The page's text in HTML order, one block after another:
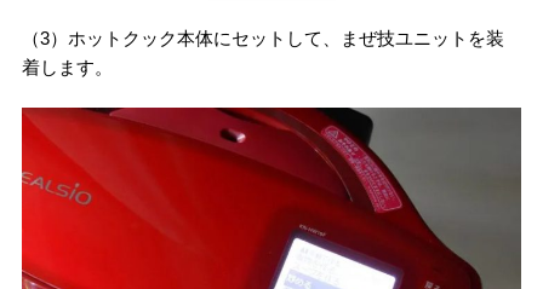
（3）ホットクック本体にセットして、まぜ技ユニットを装
着します。